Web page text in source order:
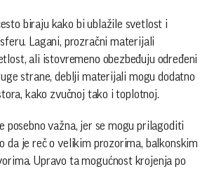
biraju kako bi ublažile svetlost i
Lagani, prozračni materijali
ali istovremeno obezbeđuju određeni
strane, deblji materijali mogu dodatno
kako zvučnoj tako i toplotnoj.
posebno važna, jer se mogu prilagoditi
da je reč o velikim prozorima, balkonskim
Upravo ta mogućnost krojenja po